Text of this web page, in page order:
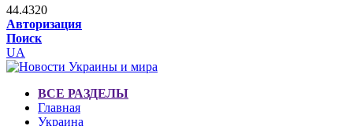
44.4320
Авторизация
Поиск
UA
ВСЕ РАЗДЕЛЫ
Главная
Украина